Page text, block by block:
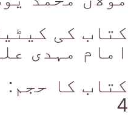
کتاب کی
امام مہدی
کتاب کا حجم:
4